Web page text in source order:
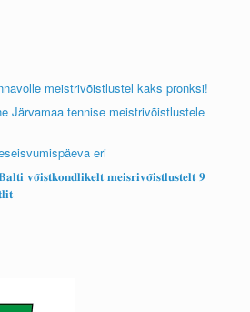
meistrivõistlustel kaks pronksi!
Järvamaa tennise meistrivõistlustele
eri
𝐯𝐨̃𝐢𝐬𝐭𝐤𝐨𝐧𝐝𝐥𝐢𝐤𝐞𝐥𝐭 𝐦𝐞𝐢𝐬𝐫𝐢𝐯𝐨̃𝐢𝐬𝐭𝐥𝐮𝐬𝐭𝐞𝐥𝐭 𝟗